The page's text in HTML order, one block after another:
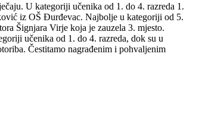
U kategoriji učenika od 1. do 4. razreda 1.
iz OŠ Đurđevac. Najbolje u kategoriji od 5.
Šignjara Virje koja je zauzela 3. mjesto.
učenika od 1. do 4. razreda, dok su u
Čestitamo nagrađenim i pohvaljenim